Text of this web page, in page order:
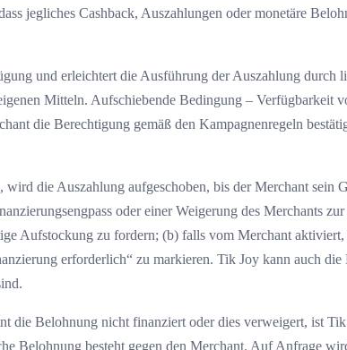
jegliches Cashback, Auszahlungen oder monetäre
und erleichtert die Ausführung der Auszahlung
Mitteln. Aufschiebende Bedingung –
die Berechtigung gemäß den Kampagnenregeln
die Auszahlung aufgeschoben, bis der Merchant
oder einer Weigerung des Merchants
Aufstockung zu fordern; (b) falls vom Merchant
erforderlich“ zu markieren. Tik Joy kann auch
die Belohnung nicht finanziert oder dies verweigert, ist
Belohnung besteht gegen den Merchant. Auf Anfrage